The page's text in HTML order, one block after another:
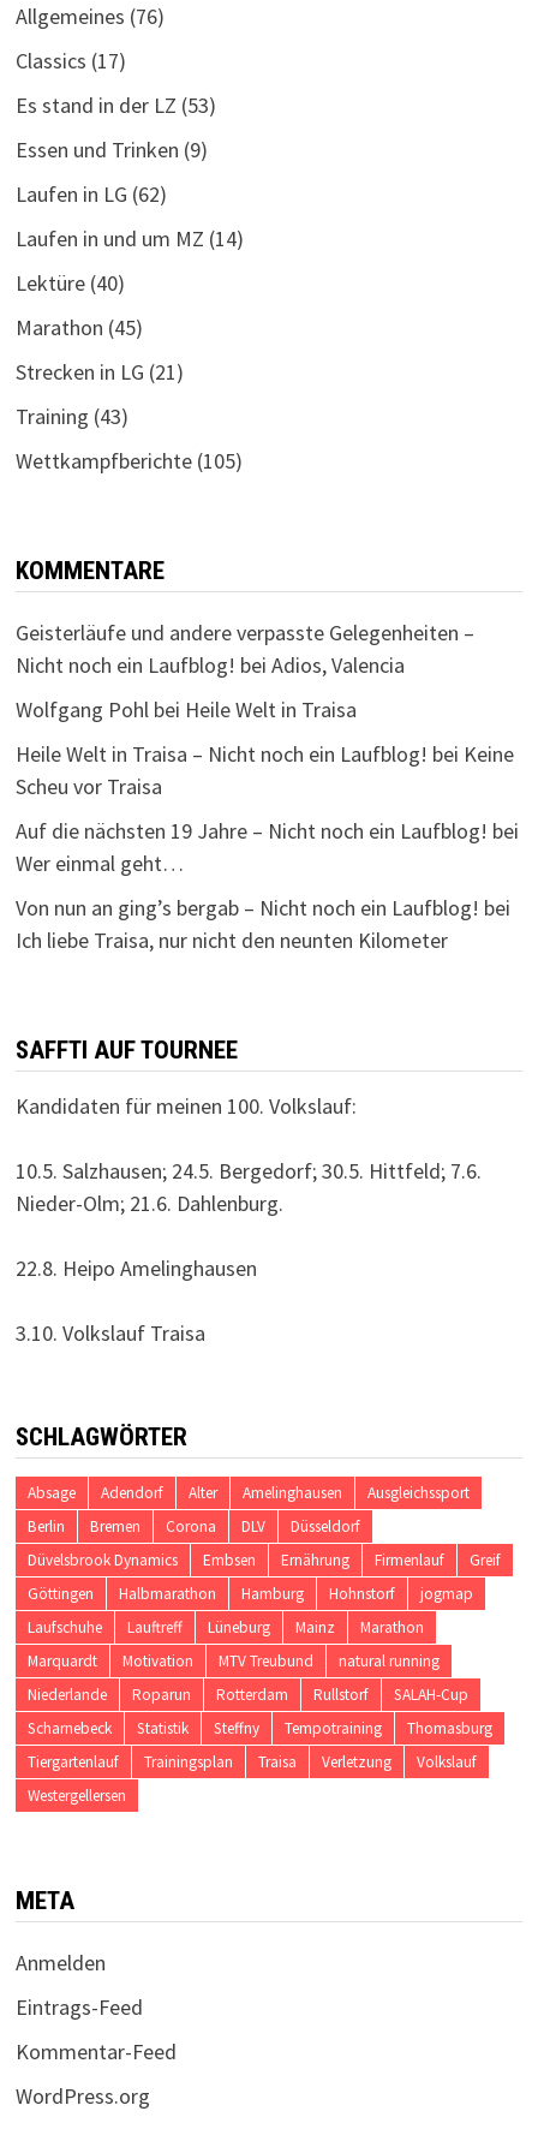
Allgemeines (76)
Classics (17)
Es stand in der LZ (53)
Essen und Trinken (9)
Laufen in LG (62)
Laufen in und um MZ (14)
Lektüre(40)
Marathon (45)
Strecken in LG (21)
Training (43)
Wettkampfberichte(105)
KOMMENTARE
Geisterläufe und andere verpasste Gelegenheiten –
Nicht noch ein Laufblog! bei Adios, Valencia
Wolfgang Pohlbei Heile Welt in Traisa
Heile Welt in Traisa – Nicht noch ein Laufblog! bei Keine
Scheu vor Traisa
Auf die nächsten 19 Jahre – Nicht noch ein Laufblog! bei
Wer einmal geht…
Von nun an ging’s bergab – Nicht noch ein Laufblog! bei
Ich liebe Traisa, nur nicht den neunten Kilometer
SAFFTI AUF TOURNEE
Kandidaten für meinen 100. Volkslauf:
10.5. Salzhausen; 24.5. Bergedorf; 30.5. Hittfeld; 7.6.
Nieder-Olm; 21.6. Dahlenburg.
22.8. Heipo Amelinghausen
3.10. Volkslauf Traisa
SCHLAGWÖRTER
Absage Adendorf Alter Amelinghausen
Ausgleichssport
Berlin
Bremen Corona DLV
Düsseldorf
Düvelsbrook Dynamics
Embsen Ernährung Firmenlauf
Greif
Göttingen
Halbmarathon Hamburg Hohnstorf
jogmap
Laufschuhe
Lauftreff Lüneburg Mainz
Marathon
Marquardt
Motivation MTV Treubund
natural running
Niederlande
Roparun Rotterdam Rullstorf
SALAH-Cup
Scharnebeck
Statistik Steffny Tempotraining
Thomasburg
Tiergartenlauf
Trainingsplan Traisa Verletzung
Volkslauf
Westergellersen
META
Anmelden
Eintrags-Feed
Kommentar-Feed
WordPress.org